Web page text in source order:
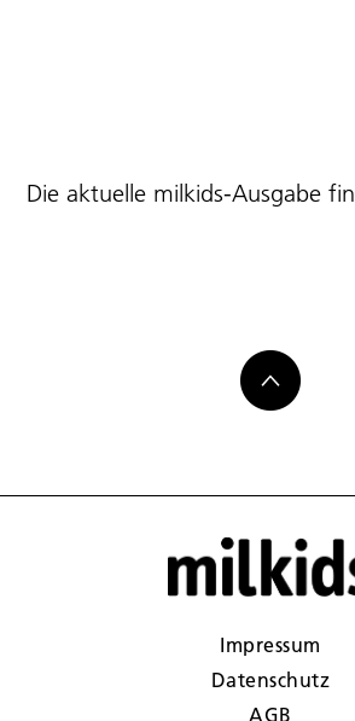
Die aktuelle milkids-Ausgabe
Impressum
Datenschutz
AGB